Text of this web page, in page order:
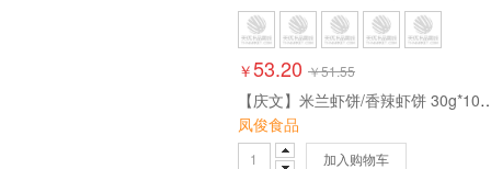
￥53.20 ￥51.55
【庆文】米兰虾饼/香
凤俊食品
加入购物车